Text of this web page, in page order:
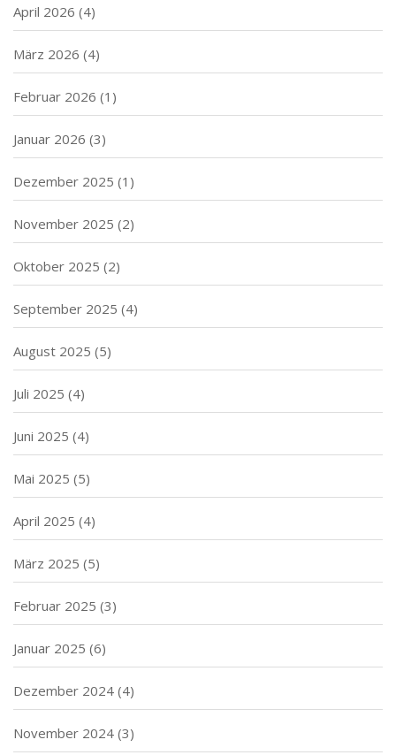
April 2026 (4)
März 2026 (4)
Februar 2026 (1)
Januar 2026 (3)
Dezember 2025 (1)
November 2025 (2)
Oktober 2025 (2)
September 2025 (4)
August 2025 (5)
Juli 2025 (4)
Juni 2025 (4)
Mai 2025 (5)
April 2025 (4)
März 2025 (5)
Februar 2025 (3)
Januar 2025 (6)
Dezember 2024 (4)
November 2024 (3)